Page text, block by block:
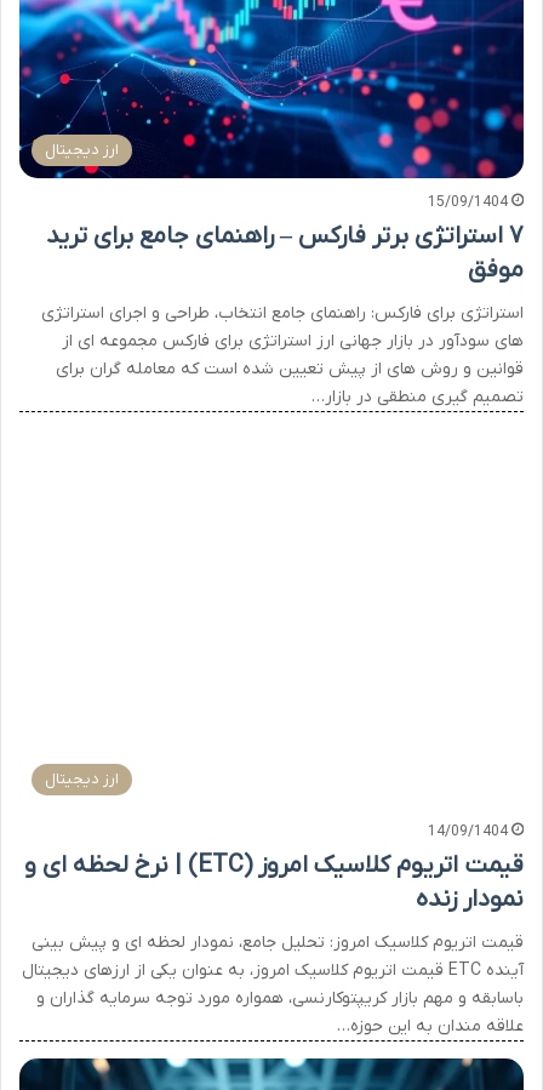
ارز دیجیتال
15/09/1404
۷ استراتژی برتر فارکس – راهنمای جامع برای ترید
موفق
استراتژی برای فارکس: راهنمای جامع انتخاب، طراحی و اجرای استراتژی
های سودآور در بازار جهانی ارز استراتژی برای فارکس مجموعه ای از
قوانین و روش های از پیش تعیین شده است که معامله گران برای
تصمیم گیری منطقی در بازار…
ارز دیجیتال
14/09/1404
قیمت اتریوم کلاسیک امروز (ETC) | نرخ لحظه ای و
نمودار زنده
قیمت اتریوم کلاسیک امروز: تحلیل جامع، نمودار لحظه ای و پیش بینی
آینده ETC قیمت اتریوم کلاسیک امروز، به عنوان یکی از ارزهای دیجیتال
باسابقه و مهم بازار کریپتوکارنسی، همواره مورد توجه سرمایه گذاران و
علاقه مندان به این حوزه…